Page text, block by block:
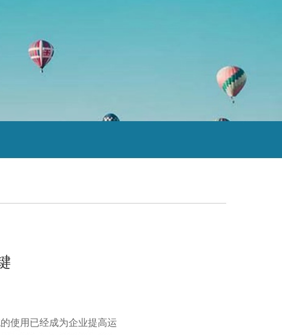
使用已经成为企业提高运